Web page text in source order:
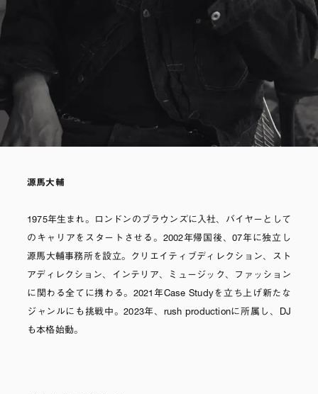
源馬大輔
1975年生まれ。ロンドンのブラウンズに入社、バイヤーとして
のキャリアをスタートさせる。2002年帰国後、07年に独立し
源馬大輔事務所を設立。クリエイティブディレクション、スト
アディレクション、インテリア、ミュージック、ファッション
に関わる全てに携わる。2021年Case Studyを立ち上げ新たな
ジャンルにも挑戦中。2023年、rush productionに所属し、DJ
も本格始動。